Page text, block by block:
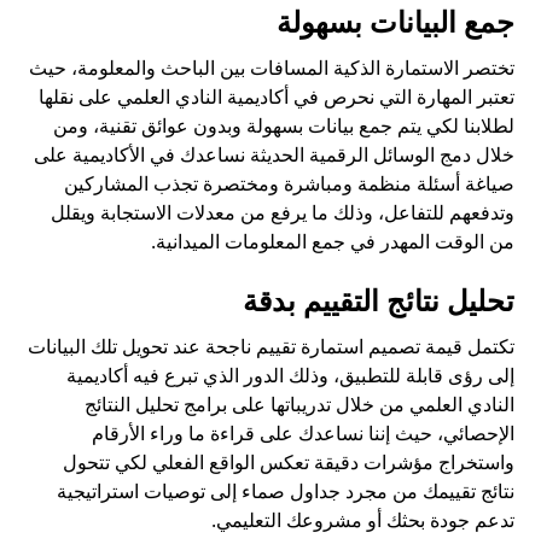
جمع البيانات بسهولة
تختصر الاستمارة الذكية المسافات بين الباحث والمعلومة، حيث
تعتبر المهارة التي نحرص في أكاديمية النادي العلمي على نقلها
لطلابنا لكي يتم جمع بيانات بسهولة وبدون عوائق تقنية، ومن
خلال دمج الوسائل الرقمية الحديثة نساعدك في الأكاديمية على
صياغة أسئلة منظمة ومباشرة ومختصرة تجذب المشاركين
وتدفعهم للتفاعل، وذلك ما يرفع من معدلات الاستجابة ويقلل
من الوقت المهدر في جمع المعلومات الميدانية.
تحليل نتائج التقييم بدقة
تكتمل قيمة تصميم استمارة تقييم ناجحة عند تحويل تلك البيانات
إلى رؤى قابلة للتطبيق، وذلك الدور الذي تبرع فيه أكاديمية
النادي العلمي من خلال تدريباتها على برامج تحليل النتائج
الإحصائي، حيث إننا نساعدك على قراءة ما وراء الأرقام
واستخراج مؤشرات دقيقة تعكس الواقع الفعلي لكي تتحول
نتائج تقييمك من مجرد جداول صماء إلى توصيات استراتيجية
تدعم جودة بحثك أو مشروعك التعليمي.